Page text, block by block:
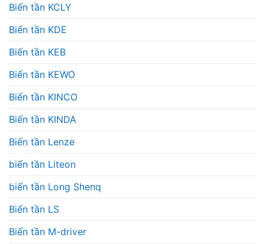
Biến tần KCLY
Biến tần KDE
Biến tần KEB
Biến tần KEWO
Biến tần KINCO
Biến tần KINDA
Biến tần Lenze
biến tần Liteon
biến tần Long Shenq
Biến tần LS
Biến tần M-driver